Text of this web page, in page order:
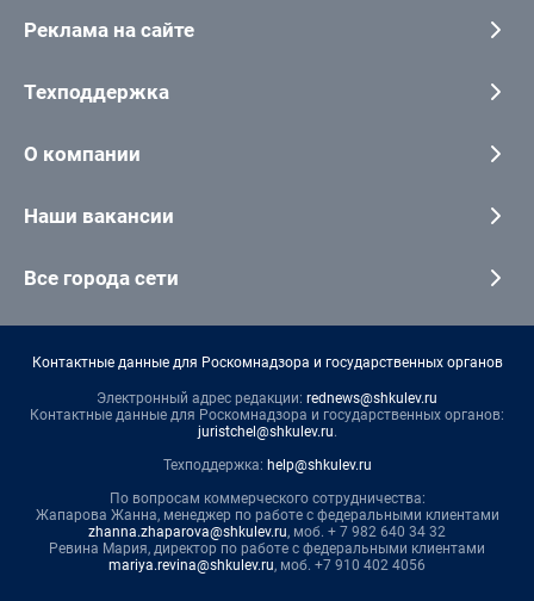
Реклама на сайте
Техподдержка
О компании
Наши вакансии
Все города сети
Контактные данные для Роскомнадзора и государственных органов
Электронный адрес редакции: rednews@shkulev.ru
Контактные данные для Роскомнадзора и государственных органов:
juristchel@shkulev.ru.
Техподдержка: help@shkulev.ru
По вопросам коммерческого сотрудничества:
Жапарова Жанна, менеджер по работе с федеральными клиентами
zhanna.zhaparova@shkulev.ru, моб. + 7 982 640 34 32
Ревина Мария, директор по работе с федеральными клиентами
mariya.revina@shkulev.ru, моб. +7 910 402 4056